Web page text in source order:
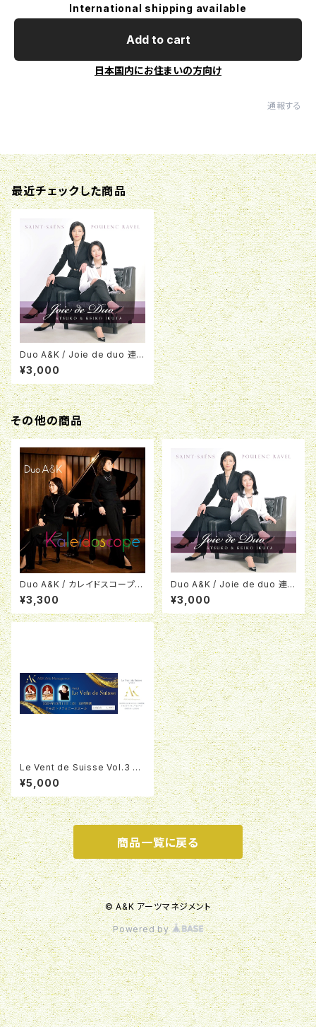
International shipping available
Add to cart
日本国内にお住まいの方向け
通報する
最近チェックした商品
Duo A&K / Joie de duo 連
弾のよろこび
¥3,000
その他の商品
Duo A&K / カレイドスコープ /
Kaleidoscope
¥3,300
Duo A&K / Joie de duo 連
弾のよろこび
¥3,000
Le Vent de Suisse Vol.3 Du
oA&Kジョイントリサイタルチケ
ット
¥5,000
商品一覧に戻る
© A&K アーツマネジメント
Powered by